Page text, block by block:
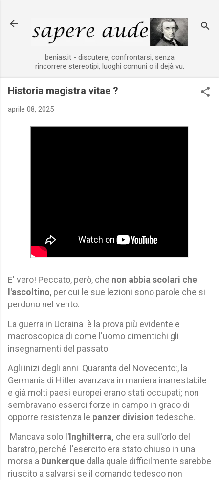
benias.it - discutere, confrontarsi, senza
rincorrere stereotipi, luoghi comuni o il dejà vu.
Historia magistra vitae ?
aprile 08, 2025
E' vero! Peccato, però, che non abbia scolari che
l'ascoltino, per cui le sue lezioni sono parole che si
perdono nel vento.
La guerra in Ucraina è la prova più evidente e
macroscopica di come l'uomo dimentichi gli
insegnamenti del passato.
Agli inizi degli anni Quaranta del Novecento:, la
Germania di Hitler avanzava in maniera inarrestabile
e già molti paesi europei erano stati occupati; non
sembravano esserci forze in campo in grado di
opporre resistenza le panzer division tedesche.
Mancava solo l'Inghilterra, che era sull'orlo del
baratro, perché l'esercito era stato chiuso in una
morsa a Dunkerque dalla quale difficilmente sarebbe
riuscito a salvarsi se il comando tedesco non